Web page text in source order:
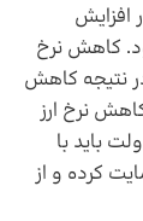
افزایش
کاهش نرخ
نتیجه کاهش
نرخ ارز
باید با
کرده و از